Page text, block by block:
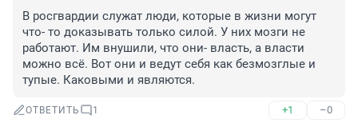
В росгвардии служат люди, которые в жизни могут
что- то доказывать только силой. У них мозги не
работают. Им внушили, что они- власть, а власти
можно всё. Вот они и ведут себя как безмозглые и
тупые. Каковыми и являются.
ОТВЕТИТЬ 1 +1 –0